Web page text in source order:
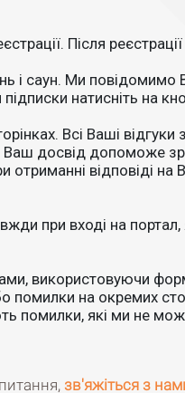
Після
і саун. Ми повідомимо
натисніть на
Всі Ваші
Ваш досвід
відповіді на
при вході на
використовуючи
помилки на окремих
помилки, які ми не
зв'яжіться з